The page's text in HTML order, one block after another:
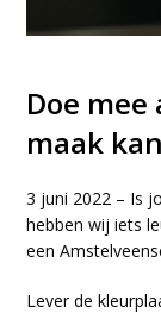
Doe
maak
3 juni 2022 – Is
hebben wij iets
een
Lever de